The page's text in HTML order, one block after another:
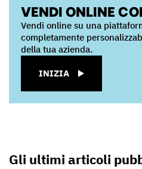
VENDI ONLINE
Vendi online su una
completamente
della tua azienda.
INIZIA
Gli ultimi articoli